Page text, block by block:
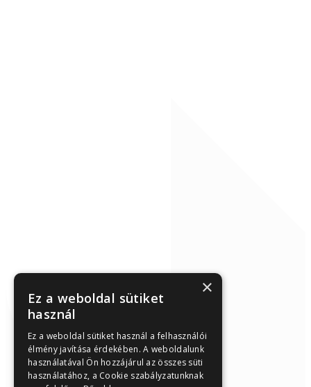
×
Ez a weboldal sütiket
használ
Ez a weboldal sütiket használ a felhasználói
élmény javítása érdekében. A weboldalunk
használatával Ön hozzájárul az összes süti
használatához, a Cookie szabályzatunknak